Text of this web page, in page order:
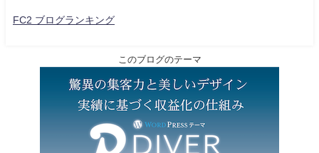
FC2 ブログランキング
このブログのテーマ